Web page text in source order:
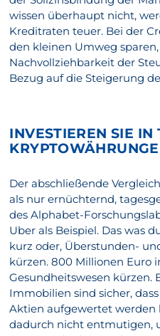
wissen überhaupt nicht,
Kreditraten teuer. Bei der
den kleinen Umweg
Nachvollziehbarkeit der
Bezug auf die Steigerung
INVESTIEREN SIE IN
Der abschließende
als nur ernüchternd,
des Alphabet-
Uber als Beispiel. Das was
kurz oder, Überstunden-
kürzen. 800 Millionen Euro
Gesundheitswesen kürzen.
Immobilien sind sicher,
Aktien aufgewertet werden
dadurch nicht entmutigen,